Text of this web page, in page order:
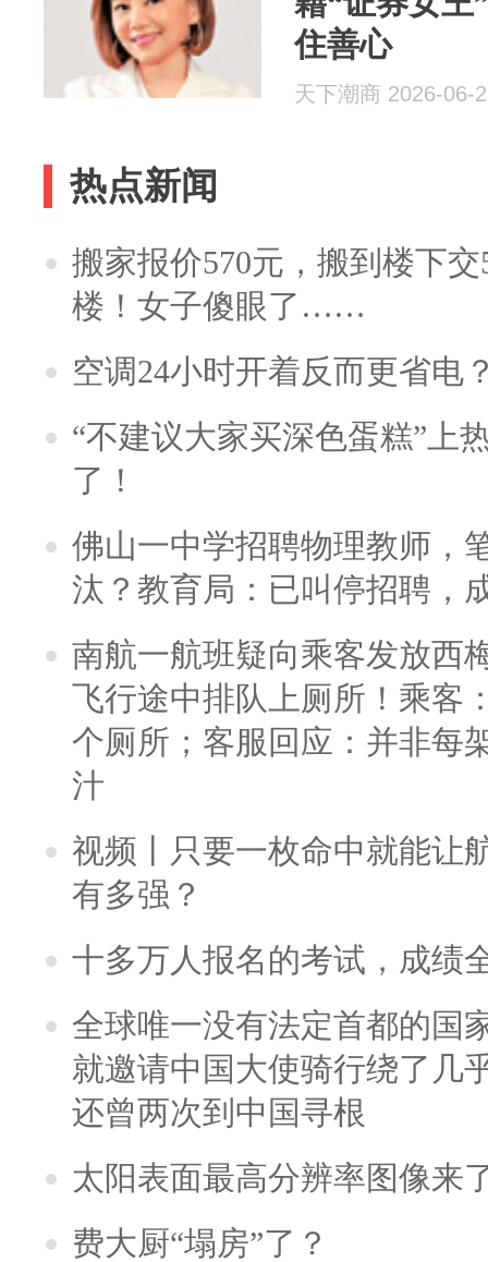
住善心
天下潮商 2026-06-
热点新闻
搬家报价570元，搬到楼下
楼！女子傻眼了……
空调24小时开着反而更省电
“不建议大家买深色蛋糕”上
了！
佛山一中学招聘物理教师，
汰？教育局：已叫停招聘，
南航一航班疑向乘客发放西
飞行途中排队上厕所！乘客
个厕所；客服回应：并非每
汁
视频丨只要一枚命中就能让
有多强？
十多万人报名的考试，成绩
全球唯一没有法定首都的国
就邀请中国大使骑行绕了几
还曾两次到中国寻根
太阳表面最高分辨率图像来
费大厨“塌房”了？